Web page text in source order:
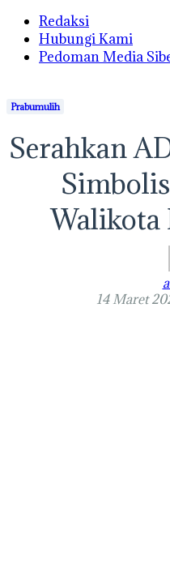
Redaksi
Hubungi Kami
Pedoman Media
Prabumulih
Serahkan
Walikota
14 Maret